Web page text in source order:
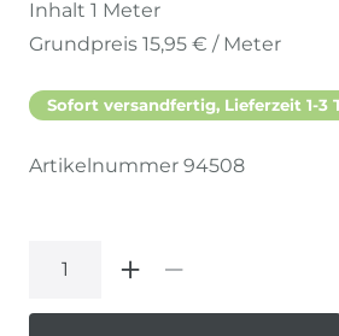
Inhalt 1 Meter
Grundpreis 15,95 € / Meter
Sofort versandfertig, Lieferzeit 1-3
Artikelnummer 94508